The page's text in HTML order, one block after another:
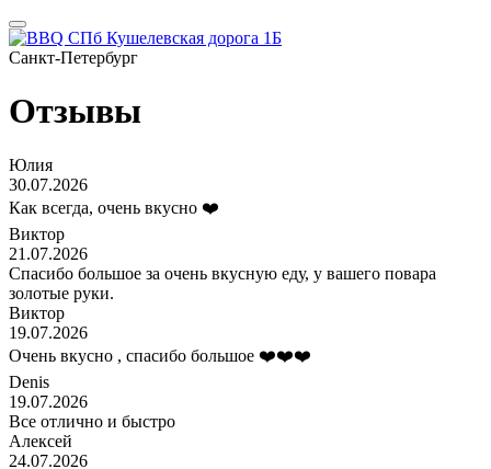
Санкт-Петербург
Отзывы
Юлия
30.07.2026
Как всегда, очень вкусно ❤️
Виктор
21.07.2026
Спасибо большое за очень вкусную еду, у вашего повара
золотые руки.
Виктор
19.07.2026
Очень вкусно , спасибо большое ❤️❤️❤️
Denis
19.07.2026
Все отлично и быстро
Алексей
24.07.2026